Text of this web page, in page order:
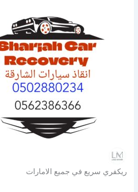
ريكفري سريع في جميع الامارات